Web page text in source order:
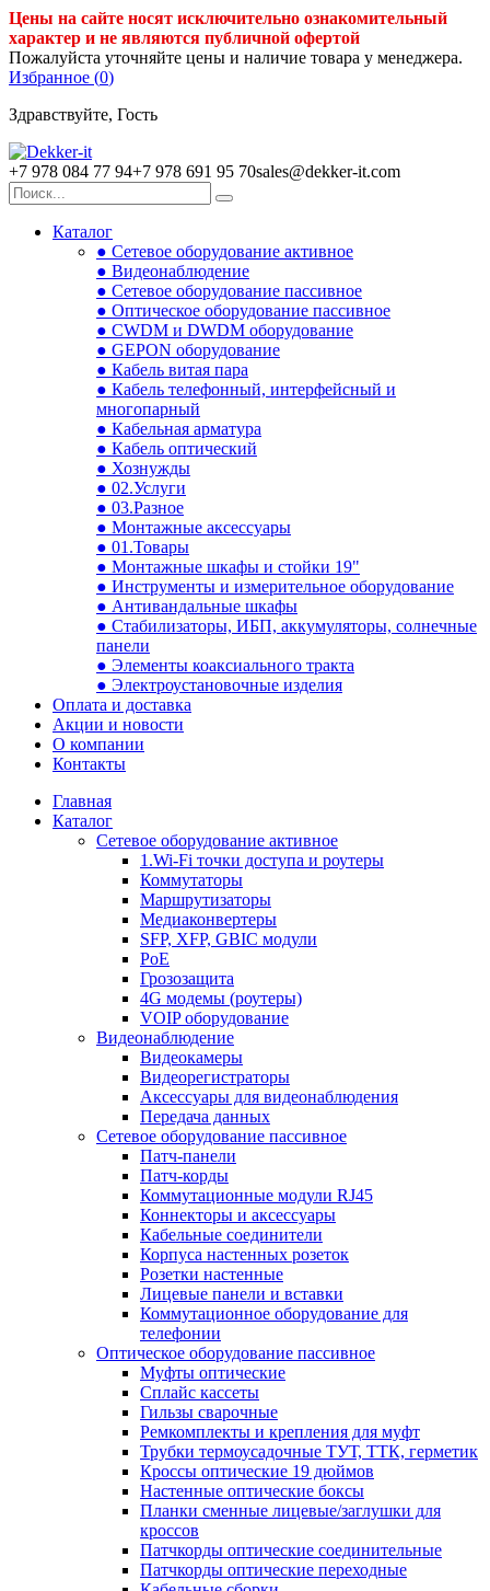
Цены на сайте носят исключительно ознакомительный
характер и не являются публичной офертой
Пожалуйста уточняйте цены и наличие товара у менеджера.
Избранное (0)
Здравствуйте, Гость
+7 978 084 77 94+7 978 691 95 70sales@dekker-it.com
Каталог
● Сетевое оборудование активное
● Видеонаблюдение
● Сетевое оборудование пассивное
● Оптическое оборудование пассивное
● CWDM и DWDM оборудование
● GEPON оборудование
● Кабель витая пара
● Кабель телефонный, интерфейсный и
многопарный
● Кабельная арматура
● Кабель оптический
● Хознужды
● 02.Услуги
● 03.Разное
● Монтажные аксессуары
● 01.Товары
● Монтажные шкафы и стойки 19"
● Инструменты и измерительное оборудование
● Антивандальные шкафы
● Стабилизаторы, ИБП, аккумуляторы, солнечные
панели
● Элементы коаксиального тракта
● Электроустановочные изделия
Оплата и доставка
Акции и новости
О компании
Контакты
Главная
Каталог
Сетевое оборудование активное
1.Wi-Fi точки доступа и роутеры
Коммутаторы
Маршрутизаторы
Медиаконвертеры
SFP, XFP, GBIC модули
PoE
Грозозащита
4G модемы (роутеры)
VOIP оборудование
Видеонаблюдение
Видеокамеры
Видеорегистраторы
Аксессуары для видеонаблюдения
Передача данных
Сетевое оборудование пассивное
Патч-панели
Патч-корды
Коммутационные модули RJ45
Коннекторы и аксессуары
Кабельные соединители
Корпуса настенных розеток
Розетки настенные
Лицевые панели и вставки
Коммутационное оборудование для
телефонии
Оптическое оборудование пассивное
Муфты оптические
Сплайс кассеты
Гильзы сварочные
Ремкомплекты и крепления для муфт
Трубки термоусадочные ТУТ, ТТК, герметик
Кроссы оптические 19 дюймов
Настенные оптические боксы
Планки сменные лицевые/заглушки для
кроссов
Патчкорды оптические соединительные
Патчкорды оптические переходные